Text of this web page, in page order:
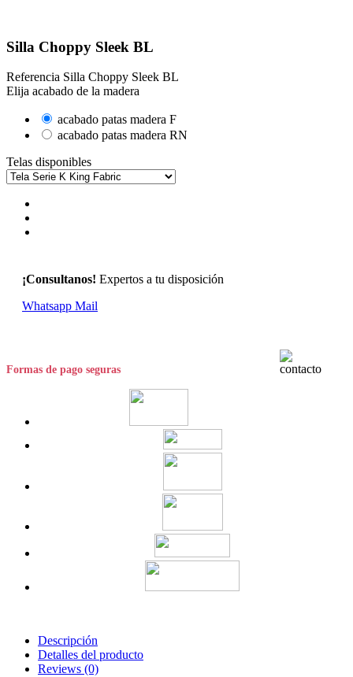
Silla Choppy Sleek BL
Referencia Silla Choppy Sleek BL
Elija acabado de la madera
acabado patas madera F
acabado patas madera RN
Telas disponibles
¡Consultanos! Expertos a tu disposición
Whatsapp Mail
Formas de pago seguras
Descripción
Detalles del producto
Reviews (0)